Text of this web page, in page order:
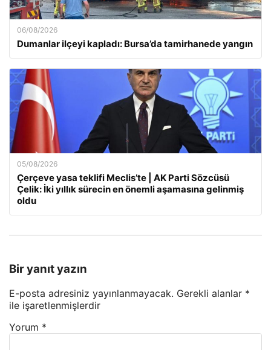
06/08/2026
Dumanlar ilçeyi kapladı: Bursa’da tamirhanede yangın
05/08/2026
Çerçeve yasa teklifi Meclis’te | AK Parti Sözcüsü
Çelik: İki yıllık sürecin en önemli aşamasına gelinmiş
oldu
Bir yanıt yazın
E-posta adresiniz yayınlanmayacak. Gerekli alanlar *
ile işaretlenmişlerdir
Yorum *